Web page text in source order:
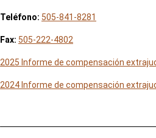
Teléfono: 505-841-8281
Fax: 505-222-4802
2025 Informe de compensación
2024 Informe de compensación